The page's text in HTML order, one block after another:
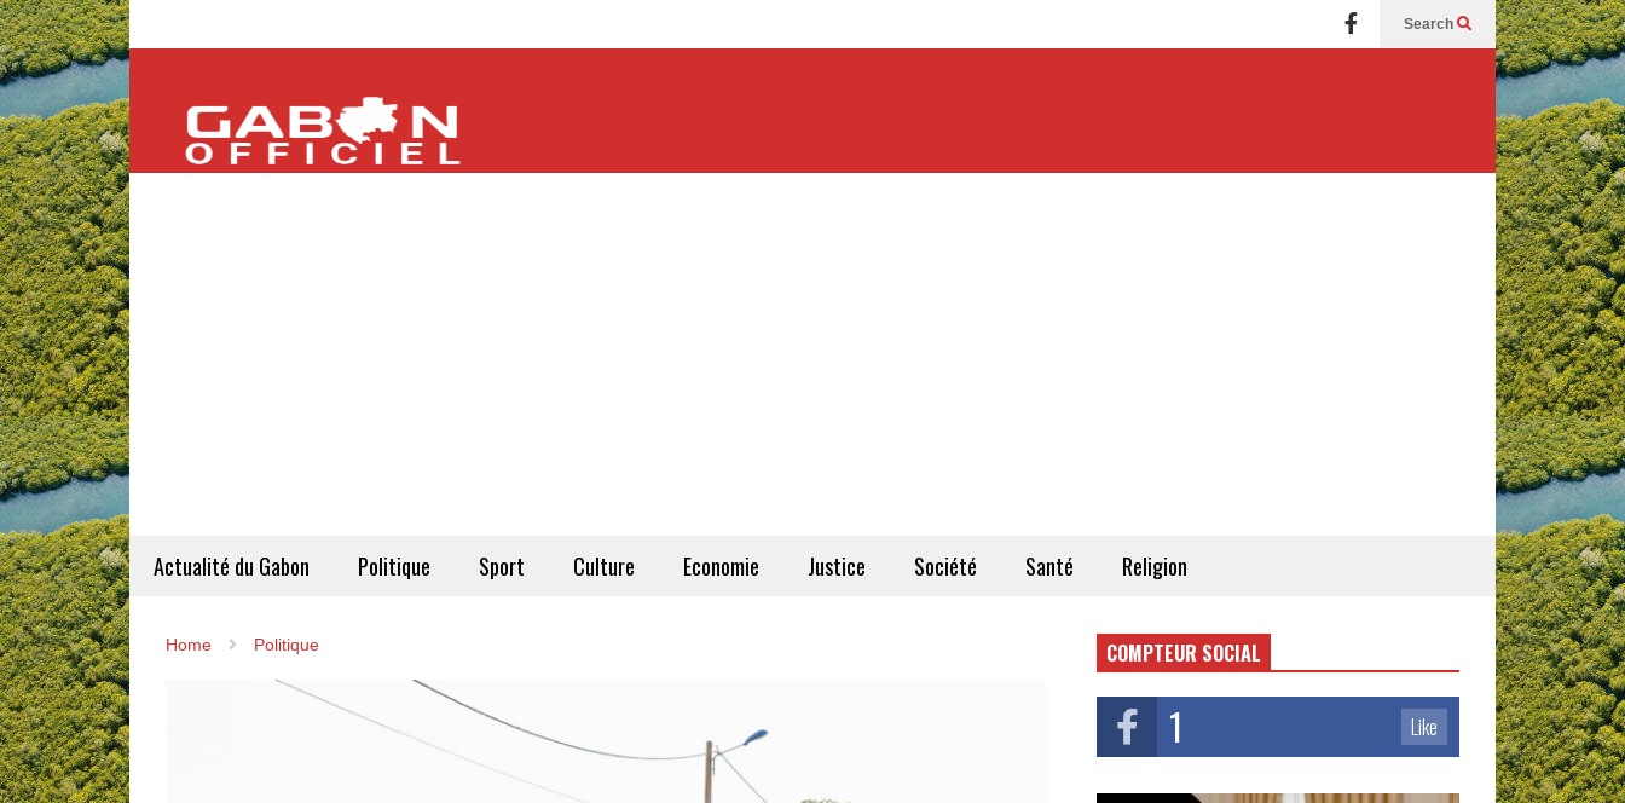
Search
Actualité du Gabon Politique Sport Culture Economie Justice Société Santé Religion
Home Politique COMPTEUR SOCIAL
1 Like